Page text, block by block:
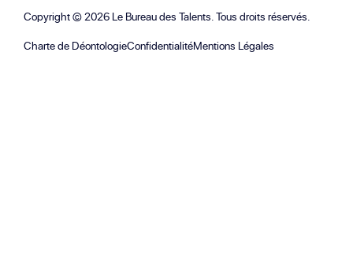
Copyright ©2026 Le Bureau des Talents. Tous droits réservés.
Charte de DéontologieConfidentialitéMentions Légales